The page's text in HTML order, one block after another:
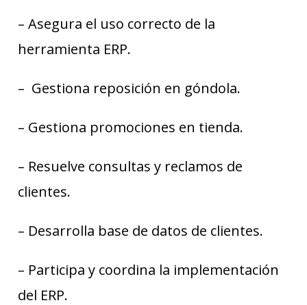
– Asegura el uso correcto de la
herramienta ERP.
– Gestiona reposición en góndola.
– Gestiona promociones en tienda.
– Resuelve consultas y reclamos de
clientes.
– Desarrolla base de datos de clientes.
– Participa y coordina la implementación
del ERP.